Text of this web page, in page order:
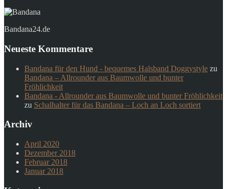
Bandana24.de
Neueste Kommentare
Bandana für den Hund - bequemes Halsband Doggystyle zu
Bandana – Allrounder aus Baumwolle und bunter
Fröhlichkeit
Bandana - Allrounder aus Baumwolle und bunter Fröhlichkeit
zu Schalhalter für das Bandana – Loch an Loch sortiert
Archiv
April 2020
Dezember 2018
Februar 2018
Januar 2018